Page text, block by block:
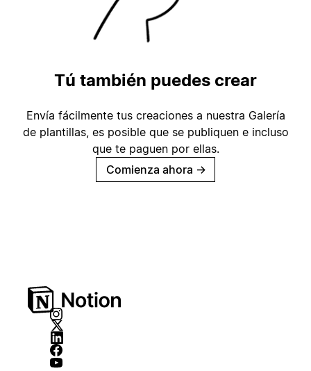
Tú también puedes crear
Envía fácilmente tus creaciones a nuestra Galería
de plantillas, es posible que se publiquen e incluso
que te paguen por ellas.
Comienza ahora →